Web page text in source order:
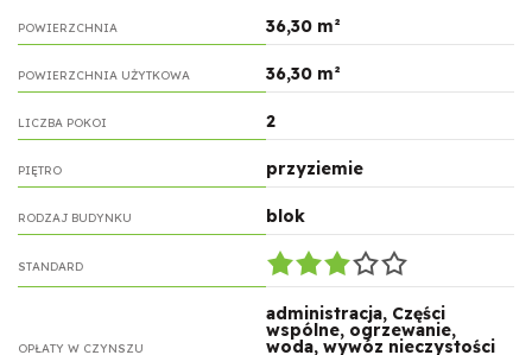
POWIERZCHNIA 36,30 m²
POWIERZCHNIA UŻYTKOWA 36,30 m²
LICZBA POKOI 2
PIĘTRO przyziemie
RODZAJ BUDYNKU blok
STANDARD
OPŁATY W CZYNSZU
administracja, Części
wspólne, ogrzewanie,
woda, wywóz nieczystości